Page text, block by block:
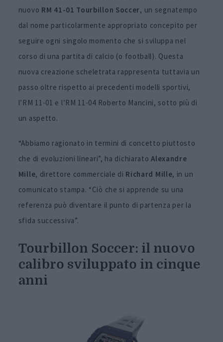
nuovo RM 41-01 Tourbillon Soccer, un segnatempo
dal nome particolarmente appropriato concepito per
seguire ogni singolo momento che si sviluppa nel
corso di una partita di calcio (o football). Questa
nuova creazione scheletrata rappresenta tuttavia un
passo oltre rispetto ai precedenti modelli sportivi,
l’RM 11-01 e l’RM 11-04 Roberto Mancini, sotto più di
un aspetto.
“Abbiamo ragionato in termini di concetto piuttosto
che di evoluzioni lineari”, ha dichiaratoAlexandre
Mille, direttore commerciale di Richard Mille, in un
comunicato stampa. “Ciò che si apprende su una
referenza può diventare il punto di partenza per la
sfida successiva”.
Tourbillon Soccer: il nuovo
calibro sviluppato in cinque
anni